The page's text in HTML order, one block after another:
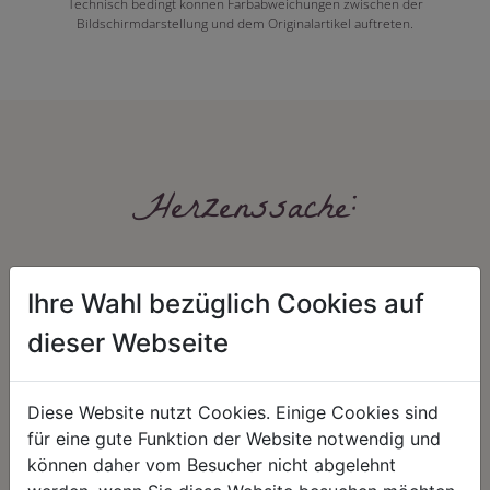
Technisch bedingt können Farbabweichungen zwischen der
Bildschirmdarstellung und dem Originalartikel auftreten.
Herzenssache:
HARMONIE
Unser Sortiment steht für ein
positives Lebensgefühl. Wir
FAIRNESS
Nicht immer ist der günstigste Preis
auch ein guter Preis. Wir handeln
Ihre Wahl bezüglich Cookies auf
dieser Webseite
Diese Website nutzt Cookies. Einige Cookies sind
für eine gute Funktion der Website notwendig und
können daher vom Besucher nicht abgelehnt